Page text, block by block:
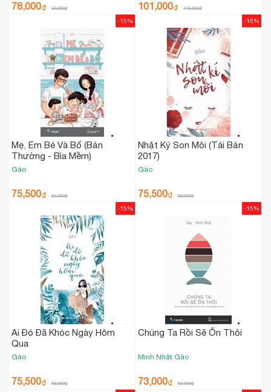
78,000₫ 92,000₫ 101,000₫ 119,000₫
Mẹ, Em Bé Và Bố (Bản
Thường - Bìa Mềm)
Gào
75,500₫ 89,000₫
-15%
Nhật Ký Son Môi (Tái Bản
2017)
Gào
75,500₫ 89,000₫
-15%
Ai Đó Đã Khóc Ngày Hôm
Qua
Gào
75,500₫ 89,000₫
-15%
Chúng Ta Rồi Sẽ Ổn Thôi
Minh Nhật Gào
73,000₫ 86,000₫
-15%